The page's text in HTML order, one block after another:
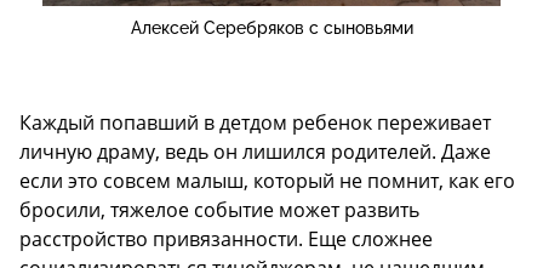
Алексей Серебряков с сыновьями
Каждый попавший в детдом ребенок переживает
личную драму, ведь он лишился родителей. Даже
если это совсем малыш, который не помнит, как его
бросили, тяжелое событие может развить
расстройство привязанности. Еще сложнее